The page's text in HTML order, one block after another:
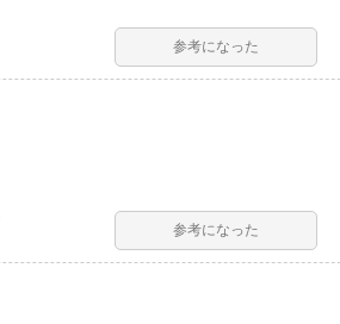
参考になった
参考になった